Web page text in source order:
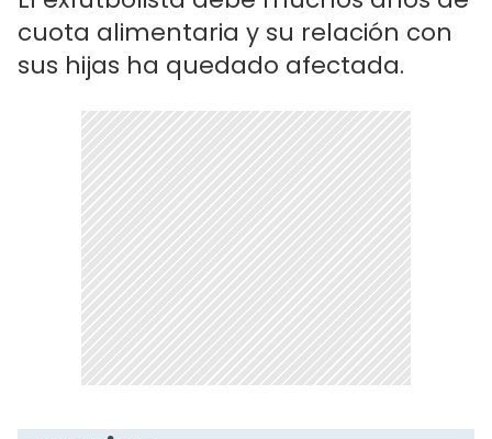
cuota alimentaria y su relación con
sus hijas ha quedado afectada.